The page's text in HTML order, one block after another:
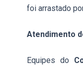
foi arrastado
Atendimento
Equipes do